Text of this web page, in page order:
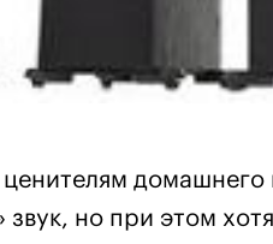
домашнего
но при этом